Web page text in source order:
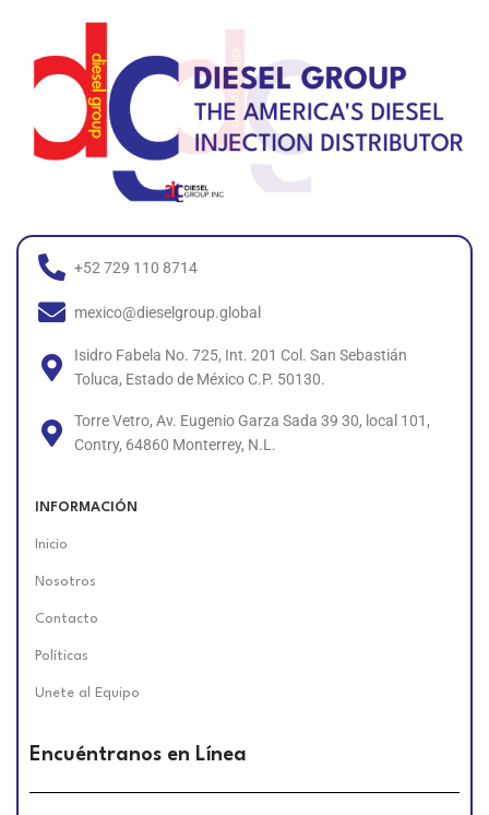
+52 729 110 8714
mexico@dieselgroup.global
Isidro Fabela No. 725, Int. 201 Col. San Sebastián
Toluca, Estado de México C.P. 50130.
Torre Vetro, Av. Eugenio Garza Sada 39 30, local 101,
Contry, 64860 Monterrey, N.L.
INFORMACIÓN
Inicio
Nosotros
Contacto
Políticas
Unete al Equipo
Encuéntranos en Línea